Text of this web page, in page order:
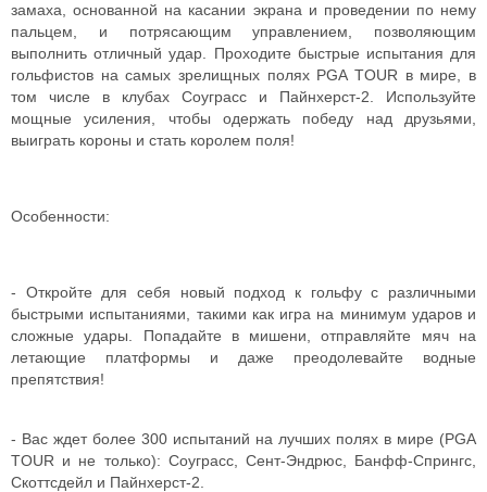
замаха, основанной на касании экрана и проведении по нему
пальцем, и потрясающим управлением, позволяющим
выполнить отличный удар. Проходите быстрые испытания для
гольфистов на самых зрелищных полях PGA TOUR в мире, в
том числе в клубах Соуграсс и Пайнхерст-2. Используйте
мощные усиления, чтобы одержать победу над друзьями,
выиграть короны и стать королем поля!
Особенности:
- Откройте для себя новый подход к гольфу с различными
быстрыми испытаниями, такими как игра на минимум ударов и
сложные удары. Попадайте в мишени, отправляйте мяч на
летающие платформы и даже преодолевайте водные
препятствия!
- Вас ждет более 300 испытаний на лучших полях в мире (PGA
TOUR и не только): Соуграсс, Сент-Эндрюс, Банфф-Спрингс,
Скоттсдейл и Пайнхерст-2.